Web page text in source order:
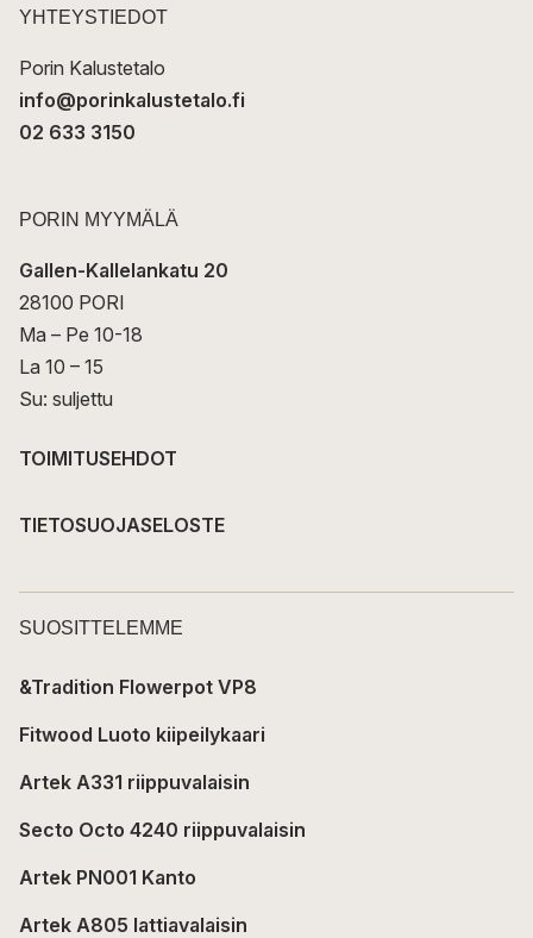
t
YHTEYSTIEDOT
Porin Kalustetalo
info@porinkalustetalo.fi
02 633 3150
PORIN MYYMÄLÄ
Gallen-Kallelankatu 20
28100 PORI
Ma – Pe 10-18
La 10 – 15
Su: suljettu
TOIMITUSEHDOT
TIETOSUOJASELOSTE
SUOSITTELEMME
&Tradition Flowerpot VP8
Fitwood Luoto kiipeilykaari
Artek A331 riippuvalaisin
Secto Octo 4240 riippuvalaisin
Artek PN001 Kanto
Artek A805 lattiavalaisin